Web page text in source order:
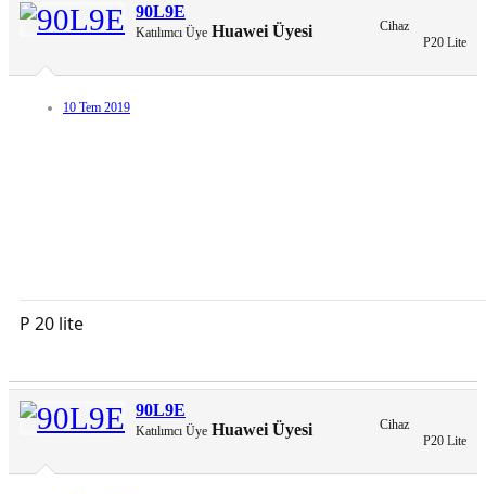
90L9E
Katılımcı Üye Huawei Üyesi
Cihaz
P20 Lite
10 Tem 2019
P 20 lite
90L9E
Katılımcı Üye Huawei Üyesi
Cihaz
P20 Lite